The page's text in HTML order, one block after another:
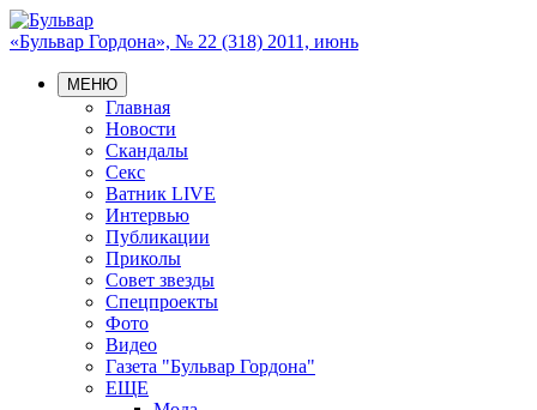
«Бульвар Гордона», № 22 (318) 2011, июнь
МЕНЮ
Главная
Новости
Скандалы
Секс
Ватник LIVE
Интервью
Публикации
Приколы
Совет звезды
Спецпроекты
Фото
Видео
Газета "Бульвар Гордона"
ЕЩЕ